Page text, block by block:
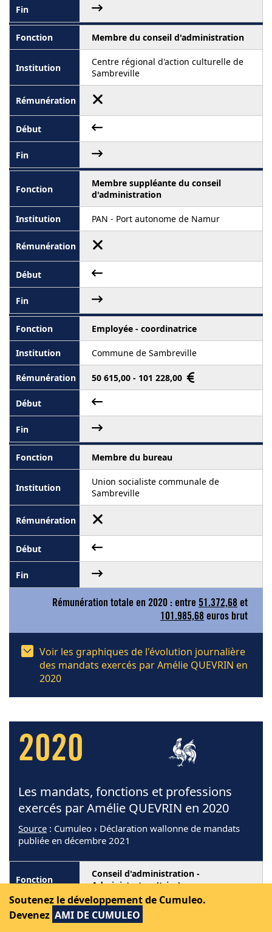
Membre du conseil d'administration
Centre régional d'action culturelle de
Sambreville
Membre suppléante du conseil
d'administration
PAN - Port autonome de Namur
Employée - coordinatrice
Commune de Sambreville
50 615,00 - 101 228,00
Membre du bureau
Union socialiste communale de
Sambreville
Rémunération totale en 2020 : entre 51.372,68 et
101.985,68 euros brut
Voir les graphiques de l'évolution journalière
des mandats exercés par Amélie QUEVRIN en
2020
2020
Les mandats, fonctions et professions
exercés par Amélie QUEVRIN en 2020
Source : Cumuleo › Déclaration wallonne de mandats
publiée en décembre 2021
Conseil d'administration -
Administrateur(trice)
Sambr'habitat
Soutenez le développement de Cumuleo.
Devenez AMI DE CUMULEO